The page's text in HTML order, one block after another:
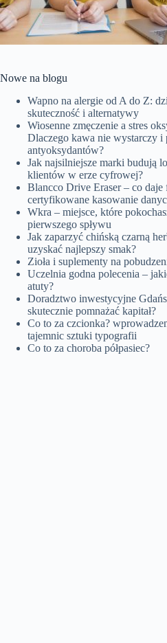
Nowe na blogu
Wapno na alergie od A do Z:
skuteczność i alternatywy
Wiosenne zmęczenie a stres
Dlaczego kawa nie wystarczy i
antyoksydantów?
Jak najsilniejsze marki budują
klientów w erze cyfrowej?
Blancco Drive Eraser – co daje
certyfikowane kasowanie
Wkra – miejsce, które
pierwszego spływu
Jak zaparzyć chińską czarną
uzyskać najlepszy smak?
Zioła i suplementy na
Uczelnia godna polecenia –
atuty?
Doradztwo inwestycyjne
skutecznie pomnażać kapitał?
Co to za czcionka?
tajemnic sztuki typografii
Co to za choroba półpasiec?